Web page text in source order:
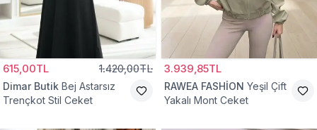
615,00TL 1.420,00TL
Dimar Butik Bej Astarsız
Trençkot Stil Ceket
3.939,85TL
RAWEA FASHİON Yeşil Çift
Yakalı Mont Ceket